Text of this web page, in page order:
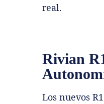
real.
Rivian
Los nuevos